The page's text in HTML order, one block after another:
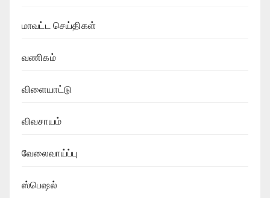
மாவட்ட செய்திகள்
வணிகம்
விளையாட்டு
விவசாயம்
வேலைவாய்ப்பு
ஸ்பெஷல்